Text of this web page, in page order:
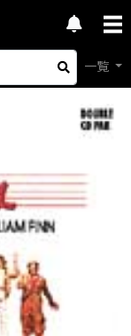
一覧